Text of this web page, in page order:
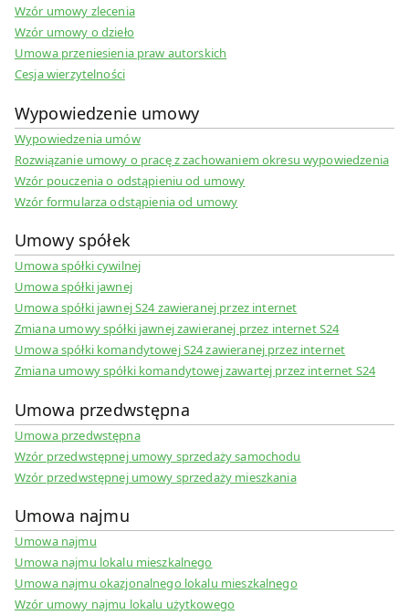
Wzór umowy zlecenia
Wzór umowy o dzieło
Umowa przeniesienia praw autorskich
Cesja wierzytelności
Wypowiedzenie umowy
Wypowiedzenia umów
Rozwiązanie umowy o pracę z zachowaniem okresu wypowiedzenia
Wzór pouczenia o odstąpieniu od umowy
Wzór formularza odstąpienia od umowy
Umowy spółek
Umowa spółki cywilnej
Umowa spółki jawnej
Umowa spółki jawnej S24 zawieranej przez internet
Zmiana umowy spółki jawnej zawieranej przez internet S24
Umowa spółki komandytowej S24 zawieranej przez internet
Zmiana umowy spółki komandytowej zawartej przez internet S24
Umowa przedwstępna
Umowa przedwstępna
Wzór przedwstępnej umowy sprzedaży samochodu
Wzór przedwstępnej umowy sprzedaży mieszkania
Umowa najmu
Umowa najmu
Umowa najmu lokalu mieszkalnego
Umowa najmu okazjonalnego lokalu mieszkalnego
Wzór umowy najmu lokalu użytkowego